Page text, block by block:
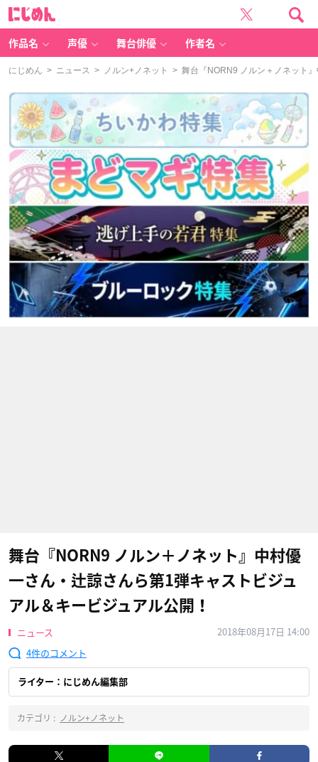
作品名 声優 舞台俳優 作者名
にじめん > ニュース > ノルン+ノネット > 舞台『NORN9 ノルン＋ノネット
舞台『NORN9 ノルン＋ノネット』中村優
一さん・辻諒さんら第1弾キャストビジュ
アル＆キービジュアル公開！
ニュース
2018年08月17日 14:00
4
ライター：にじめん編集部
カテゴリ : ノルン+ノネット